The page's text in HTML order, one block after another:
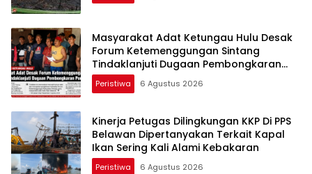
Masyarakat Adat Ketungau Hulu Desak
Forum Ketemenggungan Sintang
Tindaklanjuti Dugaan Pembongkaran
Portal Adat
Peristiwa 6 Agustus 2026
Kinerja Petugas Dilingkungan KKP Di PPS
Belawan Dipertanyakan Terkait Kapal
Ikan Sering Kali Alami Kebakaran
Peristiwa 6 Agustus 2026